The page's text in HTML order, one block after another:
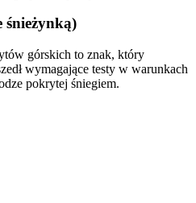
śnieżynką)
górskich to znak, który
wymagające testy w warunkach
pokrytej śniegiem.